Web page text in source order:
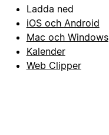
Ladda ned
iOS och Android
Mac och Windows
Kalender
Web Clipper